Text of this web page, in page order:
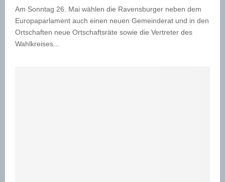
Am Sonntag 26. Mai wählen die Ravensburger neben dem
Europaparlament auch einen neuen Gemeinderat und in den
Ortschaften neue Ortschaftsräte sowie die Vertreter des
Wahlkreises...